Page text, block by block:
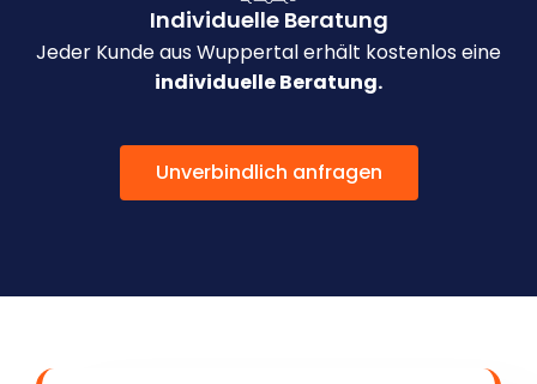
Individuelle Beratung
Jeder Kunde aus Wuppertal erhält kostenlos eine
individuelle Beratung.
Unverbindlich anfragen